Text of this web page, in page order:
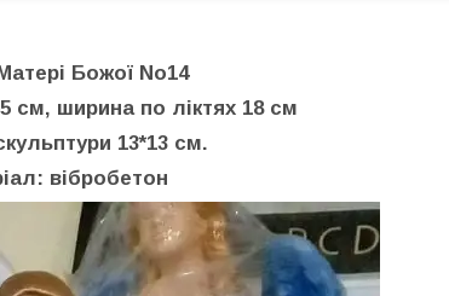
Божої No14
см, ширина по ліктях 18 см
13*13 см.
вібробетон